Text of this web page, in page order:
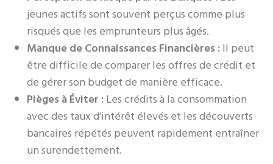
jeunes actifs sont souvent perçus comme plus
risqués que les emprunteurs plus âgés.
Manque de Connaissances Financières :Il peut
être difficile de comparer les offres de crédit et
de gérer son budget de manière efficace.
Pièges à Éviter :Les crédits à la consommation
avec des taux d’intérêt élevés et les découverts
bancaires répétés peuvent rapidement entraîner
un surendettement.